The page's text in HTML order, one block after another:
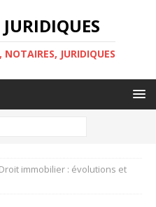
JURIDIQUES
Droit immobilier : évolutions et